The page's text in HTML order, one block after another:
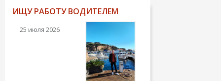
ИЩУ РАБОТУ ВОДИТЕЛЕМ
25 июля 2026